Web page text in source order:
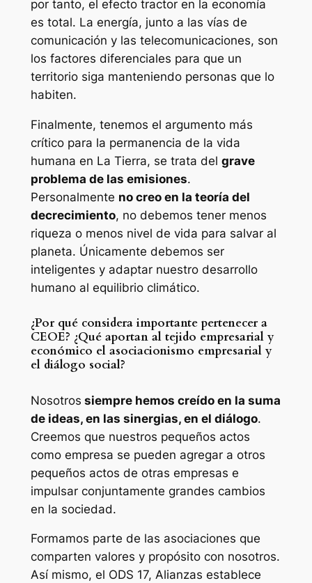
por tanto, el efecto tractor en la economía
es total. La energía, junto a las vías de
comunicación y las telecomunicaciones, son
los factores diferenciales para que un
territorio siga manteniendo personas que lo
habiten.
Finalmente, tenemos el argumento más
crítico para la permanencia de la vida
humana en La Tierra, se trata del grave
problema de las emisiones.
Personalmente no creo en la teoría del
decrecimiento, no debemos tener menos
riqueza o menos nivel de vida para salvar al
planeta. Únicamente debemos ser
inteligentes y adaptar nuestro desarrollo
humano al equilibrio climático.
¿Por qué considera importante pertenecer a
CEOE? ¿Qué aportan al tejido empresarial y
económico el asociacionismo empresarial y
el diálogo social?
Nosotros siempre hemos creído en la suma
de ideas, en las sinergias, en el diálogo.
Creemos que nuestros pequeños actos
como empresa se pueden agregar a otros
pequeños actos de otras empresas e
impulsar conjuntamente grandes cambios
en la sociedad.
Formamos parte de las asociaciones que
comparten valores y propósito con nosotros.
Así mismo, el ODS 17, Alianzas establece